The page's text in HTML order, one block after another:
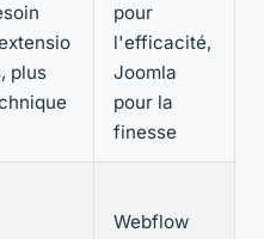
plus
pour
l'efficacité,
Joomla
pour la
finesse
Webflow